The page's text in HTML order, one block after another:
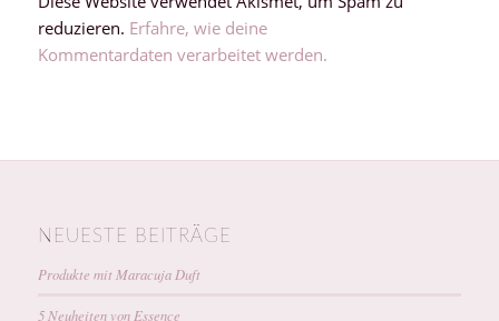
reduzieren. Erfahre, wie deine
Kommentardaten verarbeitet werden.
NEUESTE BEITRÄGE
Produkte mit Maracuja Duft
5 Neuheiten von Essence